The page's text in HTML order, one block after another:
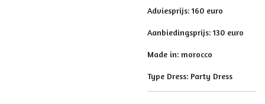
Adviesprijs: 160 euro
Aanbiedingsprijs: 130 euro
Made in: morocco
Type Dress: Party Dress